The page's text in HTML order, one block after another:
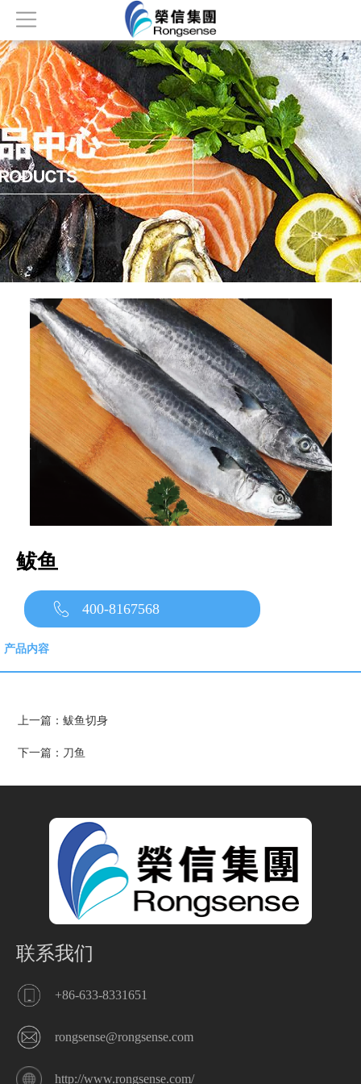
首页
关于我们
产品中心
新闻资讯
公司荣誉
人才招聘
联系我们
鲅鱼
400-8167568
产品内容
上一篇：鲅鱼切身
下一篇： 刀鱼
联系我们
+86-633-8331651
rongsense@rongsense.com
http://www.rongsense.com/